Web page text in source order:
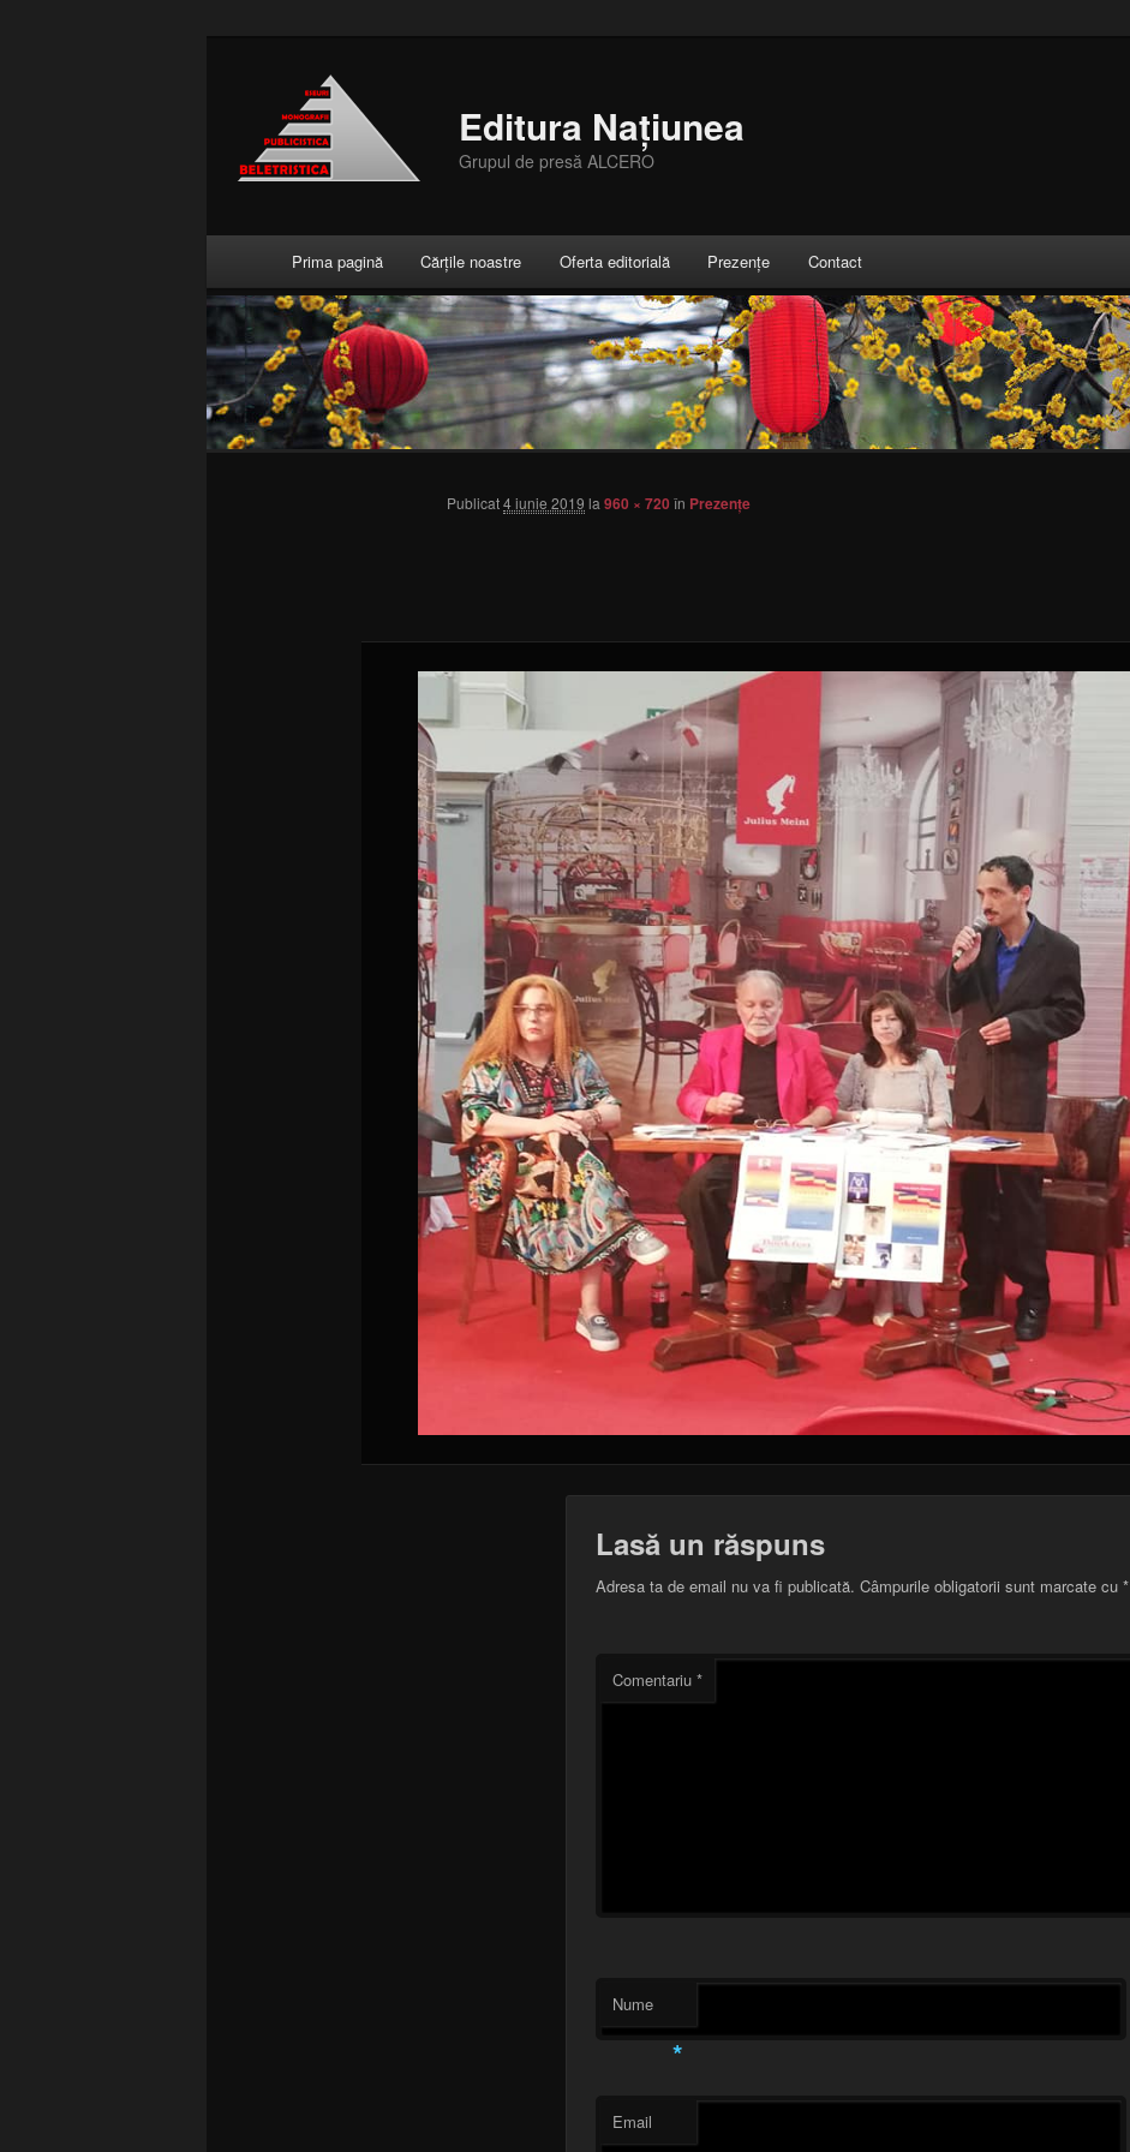
Editura Națiunea
Grupul de presă ALCERO
Sari la conținutul principal
Sari la conținutul secundar
Prima pagină Cărțile noastre Oferta editorială Prezențe Contact
Publicat4 iunie 2019 la960 × 720în Prezențe
Lasă un răspuns
Adresa ta de email nu va fi publicată. Câmpurile obligatorii sunt marcate cu*
Comentariu*
Nume
*
Email